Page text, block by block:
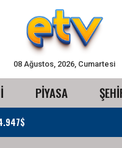
08 Ağustos, 2026, Cumartesi
PİYASA